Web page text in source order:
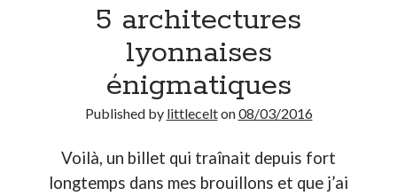
5 architectures
lyonnaises
énigmatiques
Published by littlecelton08/03/2016
Voilà, un billet qui traînait depuis fort
longtemps dans mes brouillons et que j’ai